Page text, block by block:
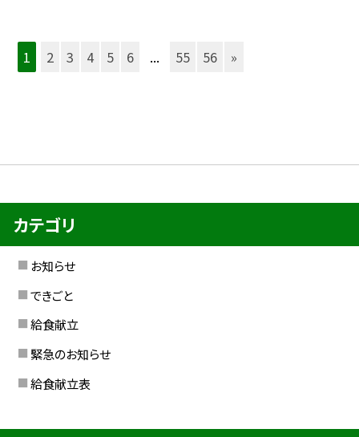
1 2 3 4 5 6 ... 55 56 »
カテゴリ
お知らせ
できごと
給食献立
緊急のお知らせ
給食献立表